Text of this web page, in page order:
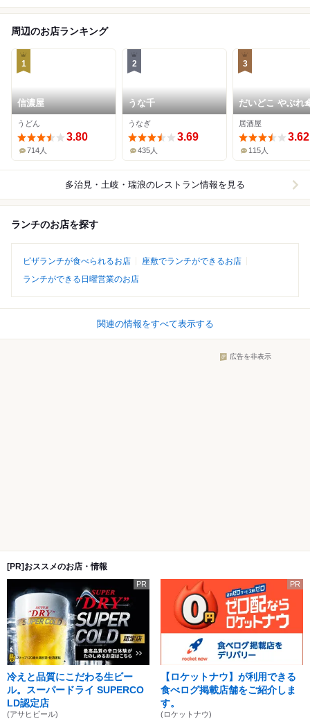
周辺のお店ランキング
1
信濃屋
うどん
3.80
714人
2
うな千
うなぎ
3.69
435人
3
だいどこ やぶれ
居酒屋
3.62
115人
多治見・土岐・瑞浪のレストラン情報を見る
ランチのお店を探す
ピザランチが食べられるお店
座敷でランチができるお店
ランチができる日曜営業のお店
関連の情報をすべて表示する
広告を非表示
[PR]おススメのお店・情報
PR
冷えと品質にこだわる生ビー
ル。スーパードライ SUPERCO
LD認定店
(アサヒビール)
PR
【ロケットナウ】が利用できる
食べログ掲載店舗をご紹介しま
す。
(ロケットナウ)